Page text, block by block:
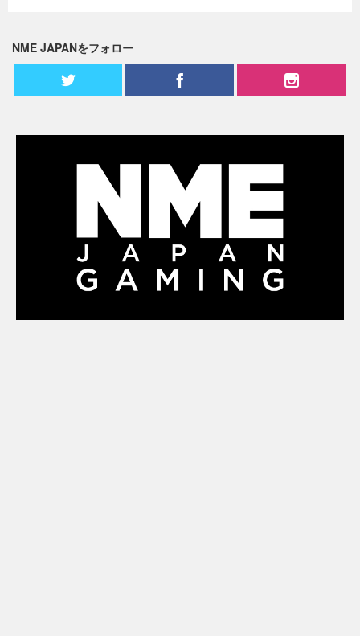
NME JAPANをフォロー